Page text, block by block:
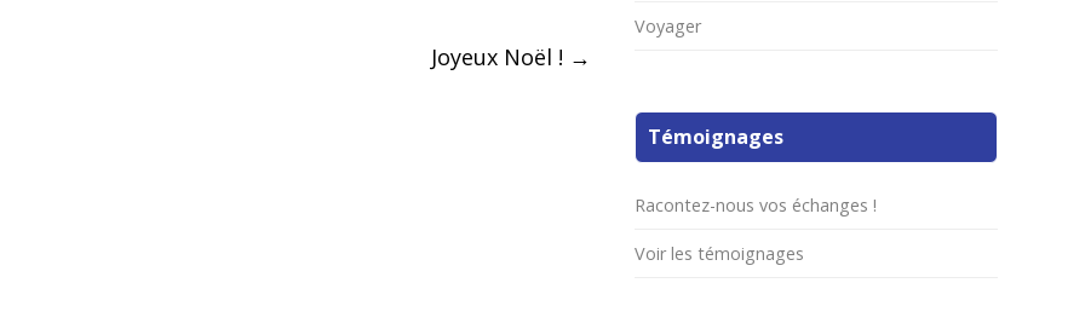
Joyeux Noël ! →
Voyager
Témoignages
Racontez-nous vos échanges !
Voir les témoignages